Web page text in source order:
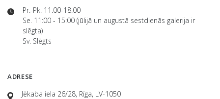
Pr.-Pk. 11.00-18.00
Se. 11:00 - 15:00 (jūlijā un augustā sestdienās galerija ir
slēgta)
Sv. Slēgts
ADRESE
Jēkaba iela 26/28, Rīga, LV-1050